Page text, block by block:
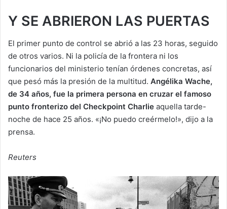
Y SE ABRIERON LAS PUERTAS
El primer punto de control se abrió a las 23 horas, seguido
de otros varios. Ni la policía de la frontera ni los
funcionarios del ministerio tenían órdenes concretas, así
que pesó más la presión de la multitud. Angélika Wache,
de 34 años, fue la primera persona en cruzar el famoso
punto fronterizo del Checkpoint Charlie aquella tarde-
noche de hace 25 años. «¡No puedo creérmelo!», dijo a la
prensa.
Reuters